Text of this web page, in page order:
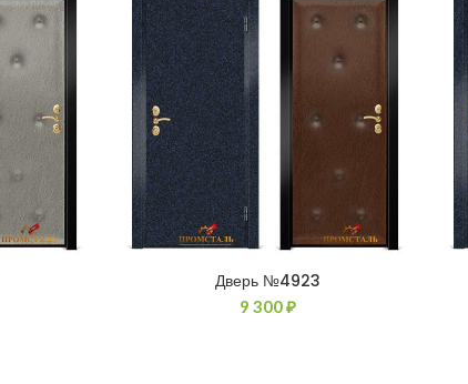
Дверь №4923
9 300₽